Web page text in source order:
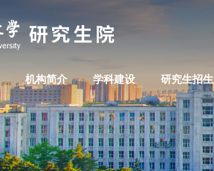
机构简介 学科建设 研究生招生